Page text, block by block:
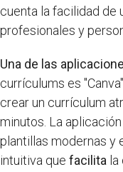
cuenta la facilidad de
profesionales y
Una de las
currículums es
crear un currículum
minutos. La
plantillas modernas y
intuitiva que facilita